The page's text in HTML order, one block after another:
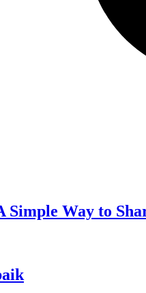
Simple Way to